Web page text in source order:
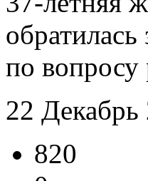
по вопросу
22 Декабрь
820